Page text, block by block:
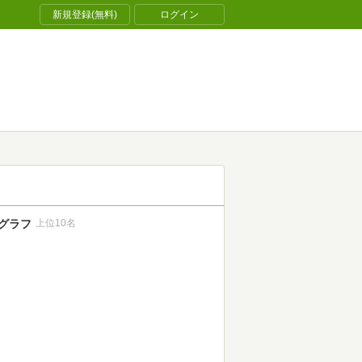
新規登録(無料) ログイン
ラフ 上位10名